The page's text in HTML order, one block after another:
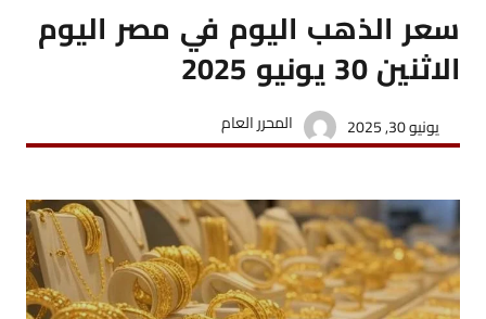
سعر الذهب اليوم في مصر اليوم
الاثنين 30 يونيو 2025
يونيو 30, 2025 المحرر العام